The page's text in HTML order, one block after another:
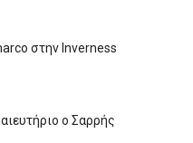
στην Inverness
ο Σαρρής